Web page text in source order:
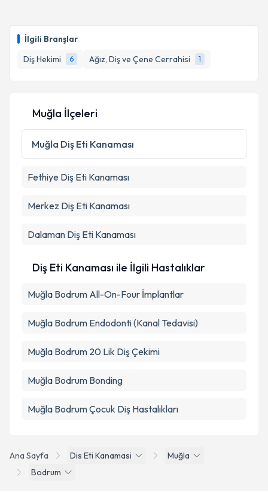
İlgili Branşlar
Diş Hekimi
6 Ağız, Diş ve Çene Cerrahisi 1
hazırlandığında e-posta ile bilgilendireceğiz.
E-posta Adresiniz
Kişisel verilerimin işlenmesine ilişkinAydınlatma
Metni'ni okudum ve kişisel verilerimin belirtilen
kapsamda işlenmesini kabul ediyorum.
Ana Sayfa Dis Eti Kanamasi
Muğla
Bodrum
Muğla İlçeleri
Muğla Diş Eti Kanaması
Fethiye Diş Eti Kanaması
Merkez Diş Eti Kanaması
Dalaman Diş Eti Kanaması
Diş Eti Kanaması ile İlgili Hastalıklar
Muğla Bodrum All-On-Four İmplantlar
Muğla Bodrum Endodonti (Kanal Tedavisi)
Muğla Bodrum 20 Lik Diş Çekimi
Muğla Bodrum Bonding
Muğla Bodrum Çocuk Diş Hastalıkları